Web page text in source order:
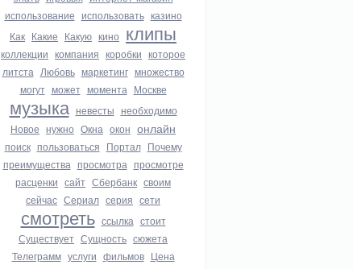
использование использовать казино
Как Какие Какую кино клипы
коллекции компания коробки которое
литста Любовь маркетинг множество
могут может момента Москве
музыка невесты необходимо
Новое нужно Окна окон онлайн
поиск пользоваться Портал Почему
преимущества просмотра просмотре
расценки сайт Сбербанк своим
сейчас Сериал серия сети
смотреть ссылка стоит
Существует Сущность сюжета
Телеграмм услуги фильмов Цена